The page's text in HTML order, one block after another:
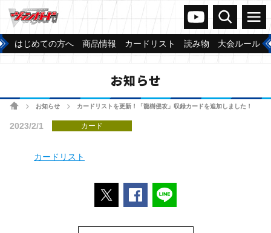
ヴァンガードch
検索 メニュー
はじめての方へ 商品情報 カードリスト 読み物 大会ルール
お知らせ
ホームお知らせ カードリストを更新！「龍樹侵攻」収録カードを追加しました！
2023/2/1 カード
カードリスト
ポストするFacebookでシェアする